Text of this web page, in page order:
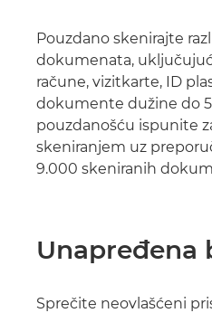
Pouzdano skenirajte
dokumenata,
račune, vizitkarte, ID
dokumente dužine do
pouzdanošću ispunite
skeniranjem uz
9.000 skeniranih
Unapređena
Sprečite neovlašćeni